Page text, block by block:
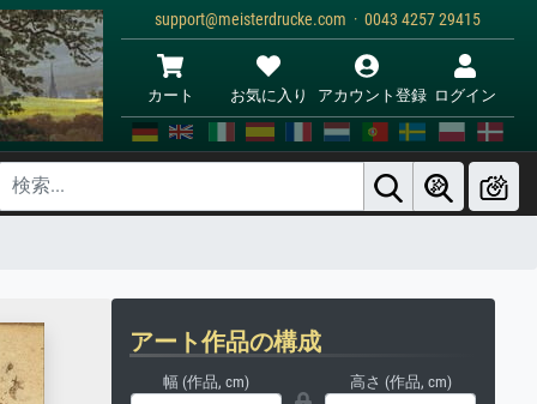
support@meisterdrucke.com · 0043 4257 29415
カート お気に入り アカウント登録 ログイン
アート作品の構成
幅 (作品, cm) 高さ (作品, cm)